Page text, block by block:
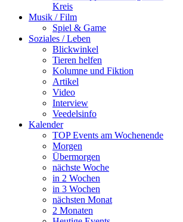
Kreis
Musik / Film
Spiel & Game
Soziales / Leben
Blickwinkel
Tieren helfen
Kolumne und Fiktion
Artikel
Video
Interview
Veedelsinfo
Kalender
TOP Events am Wochenende
Morgen
Übermorgen
nächste Woche
in 2 Wochen
in 3 Wochen
nächsten Monat
2 Monaten